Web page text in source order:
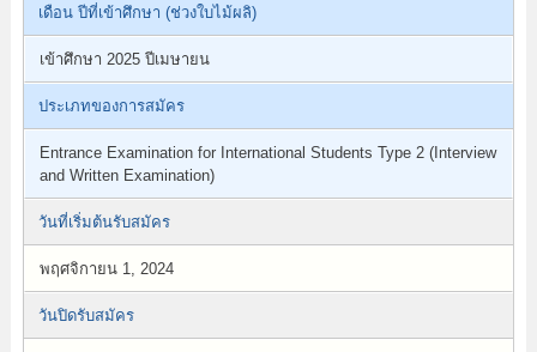
เดือน ปีที่เข้าศึกษา (ช่วงใบไม้ผลิ)
เข้าศึกษา 2025 ปีเมษายน
ประเภทของการสมัคร
Entrance Examination for International Students Type 2 (Interview
and Written Examination)
วันที่เริ่มต้นรับสมัคร
พฤศจิกายน 1, 2024
วันปิดรับสมัคร